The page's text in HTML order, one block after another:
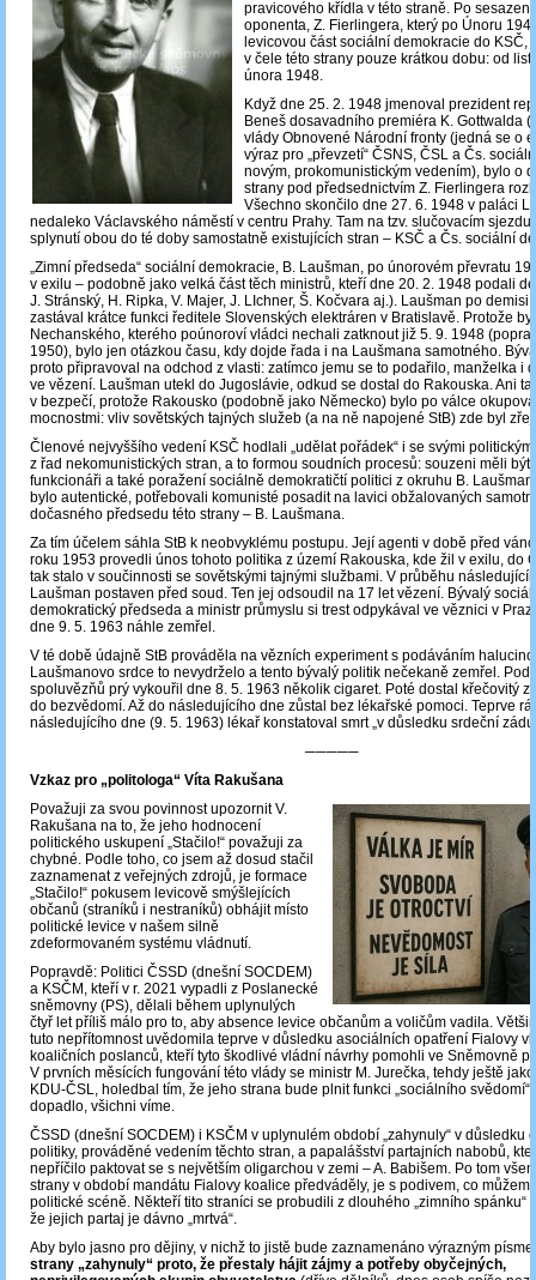
pravicového křídla v této straně. Po
oponenta, Z. Fierlingera, který po Únoru
levicovou část sociální demokracie do KSČ,
v čele této strany pouze krátkou dobu: od
února 1948.
Když dne 25. 2. 1948 jmenoval prezident
Beneš dosavadního premiéra K. Gottwalda
vlády Obnovené Národní fronty (jedná se o
výraz pro „převzetí“ ČSNS, ČSL a Čs.
novým, prokomunistickým vedením), bylo o
strany pod předsednictvím Z. Fierlingera
Všechno skončilo dne 27. 6. 1948 v paláci
nedaleko Václavského náměstí v centru Prahy. Tam na tzv. slučovacím sjezdu
splynutí obou do té doby samostatně existujících stran – KSČ a Čs. sociální
„Zimní předseda“ sociální demokracie, B. Laušman, po únorovém převratu
v exilu ‒ podobně jako velká část těch ministrů, kteří dne 20. 2. 1948 podali
J. Stránský, H. Ripka, V. Majer, J. LIchner, Š. Kočvara aj.). Laušman po demisi
zastával krátce funkci ředitele Slovenských elektráren v Bratislavě. Protože
Nechanského, kterého poúnoroví vládci nechali zatknout již 5. 9. 1948
1950), bylo jen otázkou času, kdy dojde řada i na Laušmana samotného.
proto připravoval na odchod z vlasti: zatímco jemu se to podařilo, manželka i
ve vězení. Laušman utekl do Jugoslávie, odkud se dostal do Rakouska. Ani
v bezpečí, protože Rakousko (podobně jako Německo) bylo po válce
mocnostmi: vliv sovětských tajných služeb (a na ně napojené StB) zde byl
Členové nejvyššího vedení KSČ hodlali „udělat pořádek“ i se svými
z řad nekomunistických stran, a to formou soudních procesů: souzeni měli být
funkcionáři a také poražení sociálně demokratičtí politici z okruhu B.
bylo autentické, potřebovali komunisté posadit na lavici obžalovaných
dočasného předsedu této strany – B. Laušmana.
Za tím účelem sáhla StB k neobvyklému postupu. Její agenti v době před
roku 1953 provedli únos tohoto politika z území Rakouska, kde žil v exilu, do
tak stalo v součinnosti se sovětskými tajnými službami. V průběhu
Laušman postaven před soud. Ten jej odsoudil na 17 let vězení. Bývalý
demokratický předseda a ministr průmyslu si trest odpykával ve věznici v
dne 9. 5. 1963 náhle zemřel.
V té době údajně StB prováděla na vězních experiment s podáváním
Laušmanovo srdce to nevydrželo a tento bývalý politik nečekaně zemřel.
spoluvězňů prý vykouřil dne 8. 5. 1963 několik cigaret. Poté dostal křečovitý
do bezvědomí. Až do následujícího dne zůstal bez lékařské pomoci. Teprve
následujícího dne (9. 5. 1963) lékař konstatoval smrt „v důsledku srdeční
─────
Vzkaz pro „politologa“ Víta Rakušana
Považuji za svou povinnost upozornit V.
Rakušana na to, že jeho hodnocení
politického uskupení „Stačilo!“ považuji za
chybné. Podle toho, co jsem až dosud stačil
zaznamenat z veřejných zdrojů, je formace
„Stačilo!“ pokusem levicově smýšlejících
občanů (straníků i nestraníků) obhájit místo
politické levice v našem silně
zdeformovaném systému vládnutí.
Popravdě: Politici ČSSD (dnešní SOCDEM)
a KSČM, kteří v r. 2021 vypadli z Poslanecké
sněmovny (PS), dělali během uplynulých
čtyř let příliš málo pro to, aby absence levice občanům a voličům vadila.
tuto nepřítomnost uvědomila teprve v důsledku asociálních opatření Fialovy
koaličních poslanců, kteří tyto škodlivé vládní návrhy pomohli ve Sněmovně
V prvních měsících fungování této vlády se ministr M. Jurečka, tehdy ještě
KDU-ČSL, holedbal tím, že jeho strana bude plnit funkci „sociálního svědomí“
dopadlo, všichni víme.
ČSSD (dnešní SOCDEM) i KSČM v uplynulém období „zahynuly“ v důsledku
politiky, prováděné vedením těchto stran, a papalášství partajních nabobů,
nepříčilo paktovat se s největším oligarchou v zemi – A. Babišem. Po tom
strany v období mandátu Fialovy koalice předváděly, je s podivem, co
politické scéně. Někteří tito straníci se probudili z dlouhého „zimního spánku“
že jejich partaj je dávno „mrtvá“.
Aby bylo jasno pro dějiny, v nichž to jistě bude zaznamenáno výrazným
strany „zahynuly“ proto, že přestaly hájit zájmy a potřeby obyčejných,